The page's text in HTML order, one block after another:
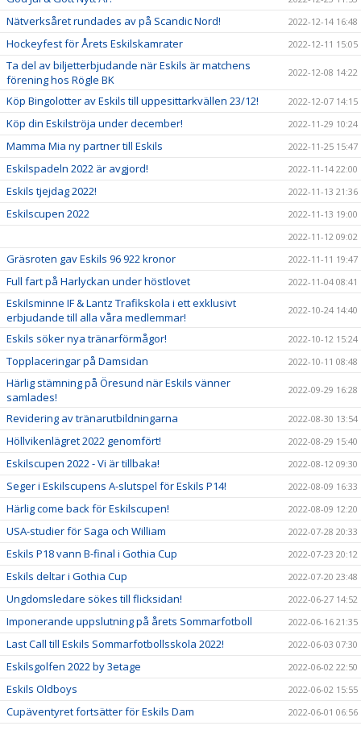
Nätverksåret rundades av på Scandic Nord! 2022-12-14 16:48
Hockeyfest för Årets Eskilskamrater 2022-12-11 15:05
Ta del av biljetterbjudande när Eskils är matchens
förening hos Rögle BK
2022-12-08 14:22
Köp Bingolotter av Eskils till uppesittarkvällen 23/12! 2022-12-07 14:15
Köp din Eskilströja under december! 2022-11-29 10:24
Mamma Mia ny partner till Eskils 2022-11-25 15:47
Eskilspadeln 2022 är avgjord! 2022-11-14 22:00
Eskils tjejdag 2022! 2022-11-13 21:36
Eskilscupen 2022
2022-11-13 19:00
2022-11-12 09:02
Gräsroten gav Eskils 96 922 kronor 2022-11-11 19:47
Full fart på Harlyckan under höstlovet 2022-11-04 08:41
Eskilsminne IF & Lantz Trafikskola i ett exklusivt
erbjudande till alla våra medlemmar!
2022-10-24 14:40
Eskils söker nya tränarförmågor! 2022-10-12 15:24
Topplaceringar på Damsidan 2022-10-11 08:48
Härlig stämning på Öresund när Eskils vänner
samlades!
2022-09-29 16:28
Revidering av tränarutbildningarna 2022-08-30 13:54
Höllvikenlägret 2022 genomfört! 2022-08-29 15:40
Eskilscupen 2022 - Vi är tillbaka! 2022-08-12 09:30
Seger i Eskilscupens A-slutspel för Eskils P14! 2022-08-09 16:33
Härlig come back för Eskilscupen! 2022-08-09 12:20
USA-studier för Saga och William 2022-07-28 20:33
Eskils P18 vann B-final i Gothia Cup 2022-07-23 20:12
Eskils deltar i Gothia Cup 2022-07-20 23:48
Ungdomsledare sökes till flicksidan! 2022-06-27 14:52
Imponerande uppslutning på årets Sommarfotboll 2022-06-16 21:35
Last Call till Eskils Sommarfotbollsskola 2022! 2022-06-03 07:30
Eskilsgolfen 2022 by 3etage 2022-06-02 22:50
Eskils Oldboys 2022-06-02 15:55
Cupäventyret fortsätter för Eskils Dam 2022-06-01 06:56